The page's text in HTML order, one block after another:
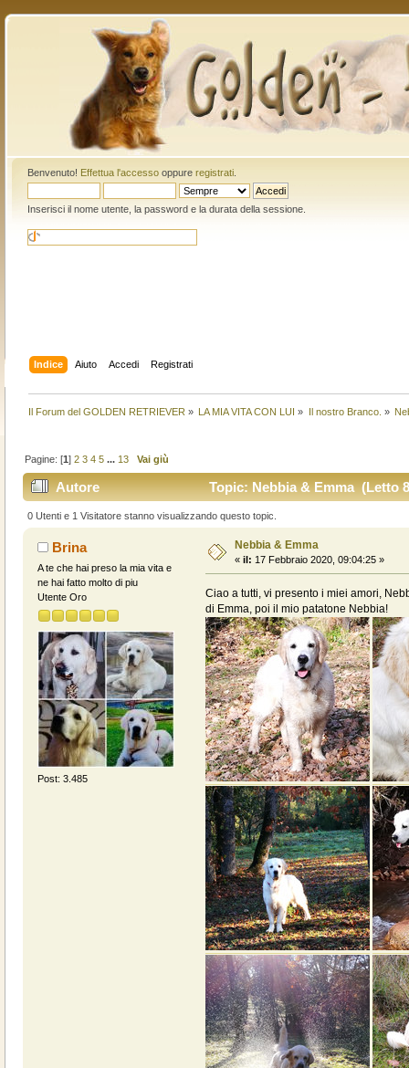
Benvenuto! Effettua l'accessooppure registrati.
Inserisci il nome utente, la password e la durata della sessione.
Indice Aiuto Accedi Registrati
Il Forum del GOLDEN RETRIEVER » LA MIA VITA CON LUI » Il nostro Branco. »
Pagine: [1]2 3 4 5 ... 13 Vai giù
Autore Topic: Nebbia & Emma (Letto
0 Utenti e 1 Visitatore stanno visualizzando questo topic.
Brina
A te che hai preso la mia vita e
ne hai fatto molto di piu
Utente Oro
Post: 3.485
Nebbia & Emma
« il: 17 Febbraio 2020, 09:04:25 »
Ciao a tutti, vi presento i miei amori,
di Emma, poi il mio patatone Nebbia!